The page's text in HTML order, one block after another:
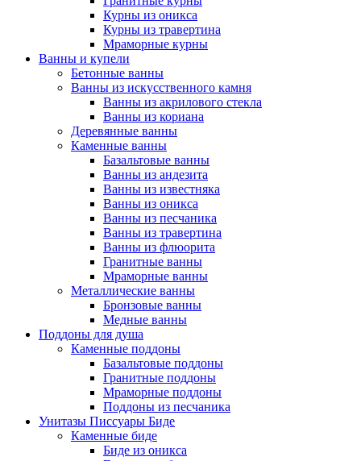
Курны из оникса
Курны из травертина
Мраморные курны
Ванны и купели
Бетонные ванны
Ванны из искусственного камня
Ванны из акрилового стекла
Ванны из кориана
Деревянные ванны
Каменные ванны
Базальтовые ванны
Ванны из андезита
Ванны из известняка
Ванны из оникса
Ванны из песчаника
Ванны из травертина
Ванны из флюорита
Гранитные ванны
Мраморные ванны
Металлические ванны
Бронзовые ванны
Медные ванны
Поддоны для душа
Каменные поддоны
Базальтовые поддоны
Гранитные поддоны
Мраморные поддоны
Поддоны из песчаника
Унитазы Писсуары Биде
Каменные биде
Биде из оникса